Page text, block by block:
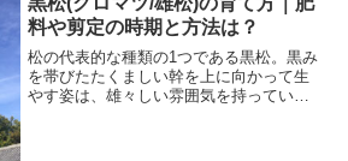
ライナジャスミンの花言葉...
料や剪定の時期と方法は？
松の代表的な種類の1つである黒松。黒み
を帯びたたくましい幹を上に向かって生
やす姿は、雄々しい雰囲気を持っていま